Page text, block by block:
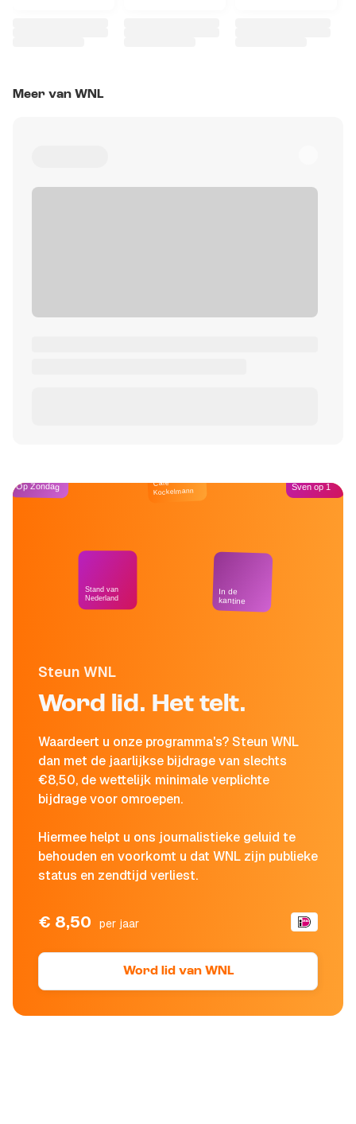
Meer van WNL
Steun WNL
Word lid. Het telt.
Waardeert u onze programma's? Steun WNL
dan met de jaarlijkse bijdrage van slechts
€8,50, de wettelijk minimale verplichte
bijdrage voor omroepen.
Hiermee helpt u ons journalistieke geluid te
behouden en voorkomt u dat WNL zijn publieke
status en zendtijd verliest.
€ 8,50 per jaar
Word lid van WNL
Op Zondag
Stand van
Nederland
Café
Kockelmann
In de
kantine
Sven op 1